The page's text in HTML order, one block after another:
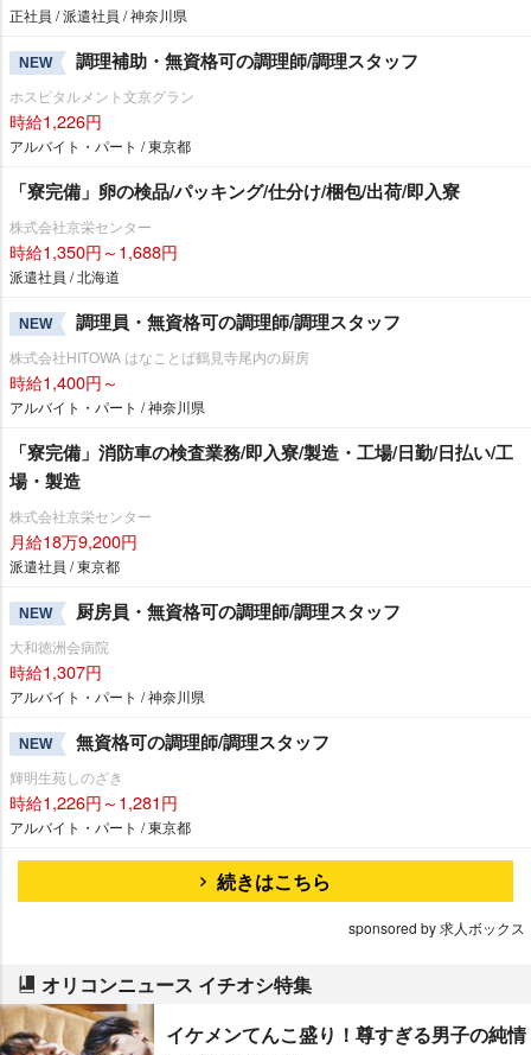
正社員 / 派遣社員 / 神奈川県
NEW 調理補助・無資格可の調理師/調理スタッフ
ホスピタルメント文京グラン
時給1,226円
アルバイト・パート / 東京都
「寮完備」卵の検品/パッキング/仕分け/梱包/出荷/即入寮
株式会社京栄センター
時給1,350円～1,688円
派遣社員 / 北海道
NEW 調理員・無資格可の調理師/調理スタッフ
株式会社HITOWA はなことば鶴見寺尾内の厨房
時給1,400円～
アルバイト・パート / 神奈川県
「寮完備」消防車の検査業務/即入寮/製造・工場/日勤/日払い/工
場・製造
株式会社京栄センター
月給18万9,200円
派遣社員 / 東京都
NEW 厨房員・無資格可の調理師/調理スタッフ
大和徳洲会病院
時給1,307円
アルバイト・パート / 神奈川県
NEW 無資格可の調理師/調理スタッフ
輝明生苑しのざき
時給1,226円～1,281円
アルバイト・パート / 東京都
続きはこちら
sponsored by 求人ボックス
オリコンニュース イチオシ特集
イケメンてんこ盛り！尊すぎる男子の純情